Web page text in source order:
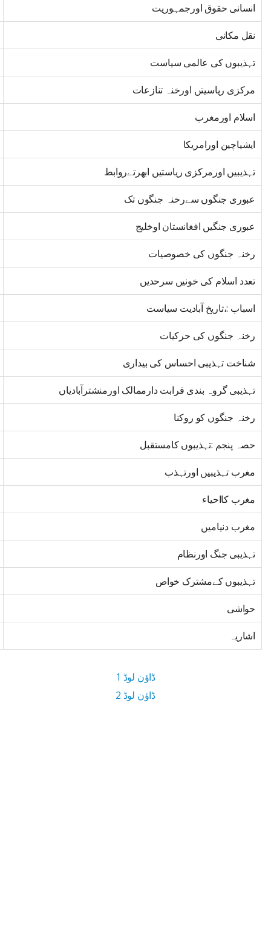
انسانی حقوق اورجمہوریت
نقل مکانی
تہذیبوں کی عالمی سیاست
مرکزی ریاسیتں اورخنہ تنازعات
اسلام اورمغرب
ایشیاچین اورامریکا
تہذیبیں اورمرکزی ریاستیں ابھرتےروابط
عبوری جنگوں سےرخنہ جنگوں تک
عبوری جنگیں افغانستان اوخلیج
رخنہ جنگوں کی خصوصیات
تعدد اسلام کی خونیں سرحدیں
اسباب :،تاریخ آبادیت سیاست
رخنہ جنگوں کی حرکیات
شناخت تہذیبی احساس کی بیداری
تہذیبی گروہ بندی قرابت دارممالک اورمنشترآبادیاں
رخنہ جنگوں کو روکنا
حصہ پنجم :تہذیبوں کامستقبل
مغرب تہذیبیں اورتہذب
مغرب کااحیاء
مغرب دنیامیں
تہذیبی جنگ اورنظام
تہذیبوں کےمشترک خواص
حواشی
اشاریہ
ڈاؤن لوڈ 1
ڈاؤن لوڈ 2